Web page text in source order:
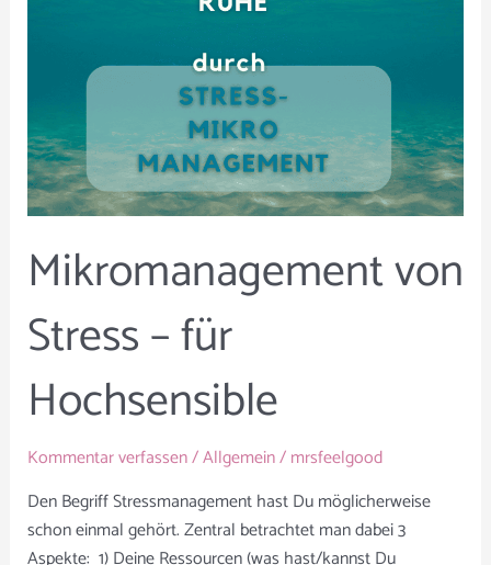
Mikromanagement von
Stress – für
Hochsensible
Kommentar verfassen/Allgemein/mrsfeelgood
Den Begriff Stressmanagement hast Du möglicherweise
schon einmal gehört. Zentral betrachtet man dabei 3
Aspekte: 1) Deine Ressourcen (was hast/kannst Du